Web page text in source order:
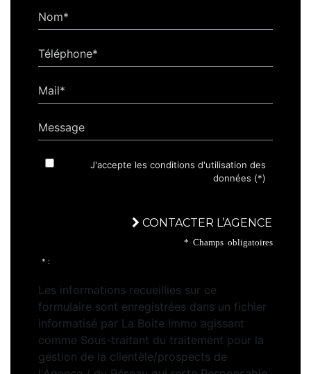
Nom*
Téléphone*
Mail*
Message
J'accepte les conditions d'utilisation des
données (*)
CONTACTER L’AGENCE
* Champs obligatoires
* :
Les informations recueillies sur ce
formulaire sont enregistrées dans un fichier
informatisé par La Boite Immo agissant
comme Sous-traitant du traitement pour la
gestion de la clientèle/prospects de